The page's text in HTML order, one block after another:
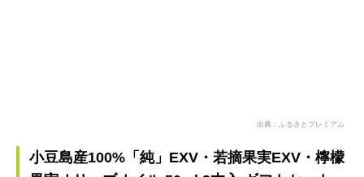
出典：ふるさとプレミアム
小豆島産100%「純」EXV・若摘果実EXV・檸檬